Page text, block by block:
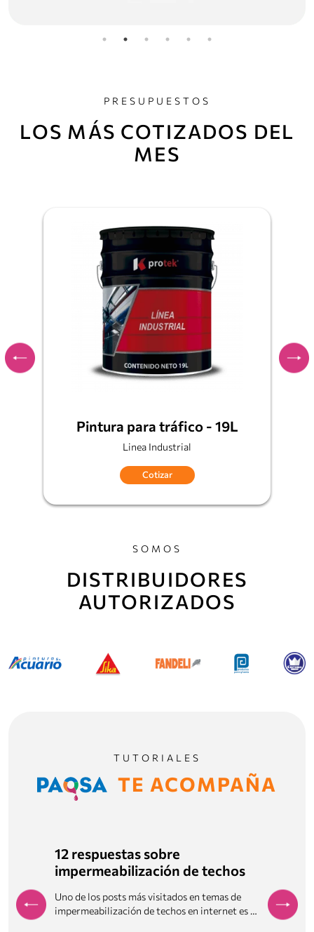
PRESUPUESTOS
LOS MÁS COTIZADOS DEL
MES
Pintura para tráfico - 19L
Linea Industrial
Cotizar
SOMOS
DISTRIBUIDORES
AUTORIZADOS
TUTORIALES
TE ACOMPAÑA
de …
12 respuestas sobre
impermeabilización de techos
Uno de los posts más visitados en temas de
impermeabilización de techos en internet es …
A la
hogar